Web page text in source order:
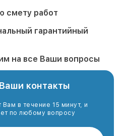
смету работ
гарантийный
на все Ваши вопросы
контакты
в течение 15 минут, и
по любому вопросу